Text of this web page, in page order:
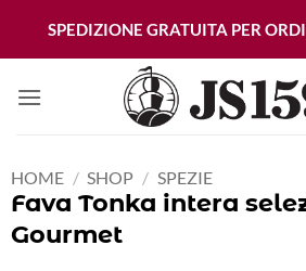
HOME / SHOP / SPEZIE
Fava Tonka intera
Gourmet
SPEDIZIONE GRATUITA PER